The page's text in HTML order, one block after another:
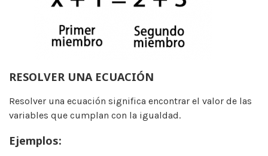
RESOLVER UNA ECUACIÓN
Resolver una ecuación significa encontrar el valor de las
variables que cumplan con la igualdad.
Ejemplos: